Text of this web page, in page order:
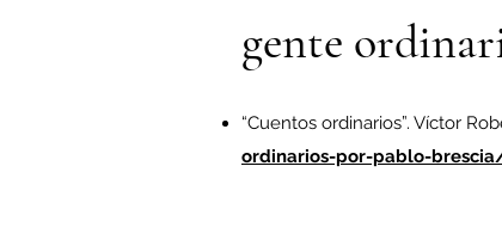
gente
“Cuentos ordinarios”. Víctor
ordinarios-por-pablo-